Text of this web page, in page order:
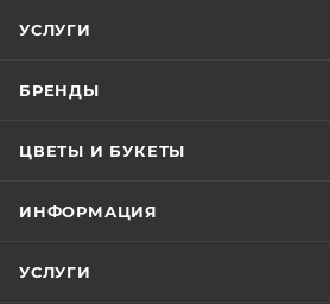
УСЛУГИ
БРЕНДЫ
ЦВЕТЫ И БУКЕТЫ
ИНФОРМАЦИЯ
УСЛУГИ